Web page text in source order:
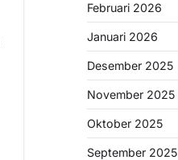
Februari 2026
Januari 2026
Desember 2025
November 2025
Oktober 2025
September 2025